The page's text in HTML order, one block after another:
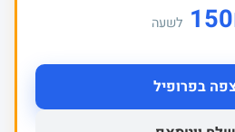
150 לשעה
בפרופיל